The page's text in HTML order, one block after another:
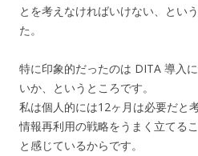
とを考えなければいけない、とい
た。
特に印象的だったのは DITA 導入
いか、というところです。
私は個人的には12ヶ月は必要だと
情報再利用の戦略をうまく立てる
と感じているからです。